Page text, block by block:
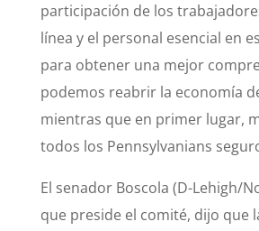
participación de los
línea y el personal esencial en
para obtener una mejor
podemos reabrir la economía
mientras que en primer lugar,
todos los Pennsylvanians
El senador Boscola (D-Lehigh/
que preside el comité, dijo que